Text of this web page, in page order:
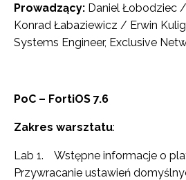
Prowadzący: Daniel Łobodziec
Konrad Łabaziewicz / Erwin
Systems Engineer, Exclusive
PoC – FortiOS 7.6
Zakres warsztatu:
Lab 1. Wstępne informacje o
Przywracanie ustawień